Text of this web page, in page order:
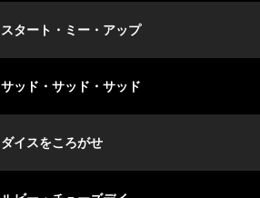
スタート・ミー・アップ
サッド・サッド・サッド
ダイスをころがせ